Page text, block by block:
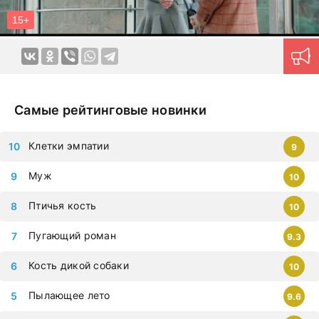
упустить самые современные дорамы, которыми
восхищается весь мир. Все фильмы можно смотреть на
любых гаджетах – iphone, android, планшет.
Самые рейтинговые новинки
Пылающее лето 9.6
Кость дикой собаки 10
Пугающий роман 9.3
Птичья кость 10
Муж 10
Клетки эмпатии 9